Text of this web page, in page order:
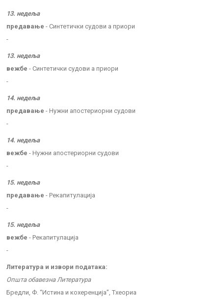
13. недеља
предавање - Синтетички судови а приори
-
13. недеља
вежбе - Синтетички судови а приори
-
14. недеља
предавање - Нужни апостериорни судови
-
14. недеља
вежбе - Нужни апостериорни судови
-
15. недеља
предавање - Рекапитулација
-
15. недеља
вежбе - Рекапитулација
-
Литература и извори података:
Општа обавезна Литература
Бредли, Ф. “Истина и кохеренција”, Тхеориа